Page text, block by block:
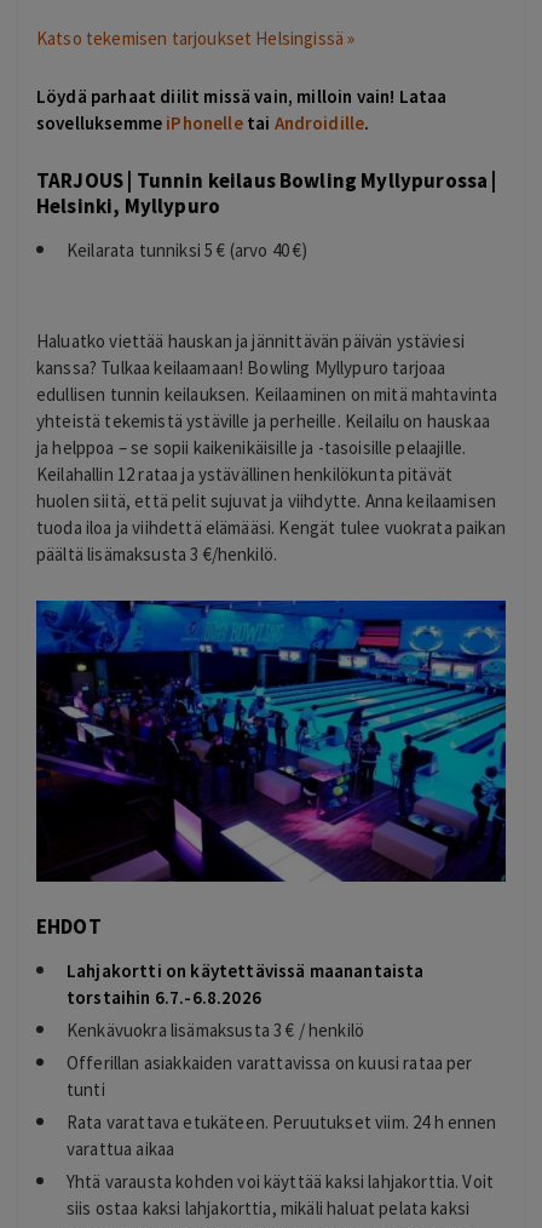
Katso tekemisen tarjoukset Helsingissä »
Löydä parhaat diilit missä vain, milloin vain! Lataa
sovelluksemme iPhonelletai Androidille.
TARJOUS | Tunnin keilaus Bowling Myllypurossa |
Helsinki, Myllypuro
Keilarata tunniksi 5 € (arvo 40 €)
Haluatko viettää hauskan ja jännittävän päivän ystäviesi
kanssa? Tulkaa keilaamaan! Bowling Myllypuro tarjoaa
edullisen tunnin keilauksen. Keilaaminen on mitä mahtavinta
yhteistä tekemistä ystäville ja perheille. Keilailu on hauskaa
ja helppoa – se sopii kaikenikäisille ja -tasoisille pelaajille.
Keilahallin 12 rataa ja ystävällinen henkilökunta pitävät
huolen siitä, että pelit sujuvat ja viihdytte. Anna keilaamisen
tuoda iloa ja viihdettä elämääsi. Kengät tulee vuokrata paikan
päältä lisämaksusta 3 €/henkilö.
EHDOT
Lahjakortti on käytettävissä maanantaista
torstaihin 6.7.-6.8.2026
Kenkävuokra lisämaksusta 3 € / henkilö
Offerillan asiakkaiden varattavissa on kuusi rataa per
tunti
Rata varattava etukäteen. Peruutukset viim. 24 h ennen
varattua aikaa
Yhtä varausta kohden voi käyttää kaksi lahjakorttia. Voit
siis ostaa kaksi lahjakorttia, mikäli haluat pelata kaksi